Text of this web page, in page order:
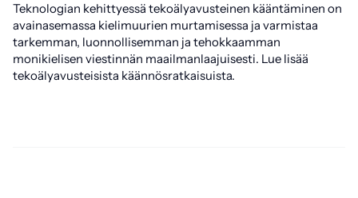
Teknologian kehittyessä tekoälyavusteinen kääntäminen on
avainasemassa kielimuurien murtamisessa ja varmistaa
tarkemman, luonnollisemman ja tehokkaamman
monikielisen viestinnän maailmanlaajuisesti. Lue lisää
tekoälyavusteisista käännösratkaisuista.